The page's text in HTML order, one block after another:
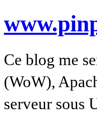
Ce blog me
(WoW),
serveur sous